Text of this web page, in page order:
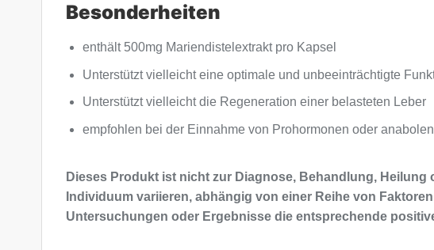
Besonderheiten
enthält 500mg Mariendistelextrakt pro Kapsel
Unterstützt vielleicht eine optimale und unbeeinträchtigte
Unterstützt vielleicht die Regeneration einer belasteten Leber
empfohlen bei der Einnahme von Prohormonen oder
Dieses Produkt ist nicht zur Diagnose, Behandlung,
Individuum variieren, abhängig von einer Reihe von
Untersuchungen oder Ergebnisse die entsprechende